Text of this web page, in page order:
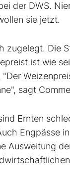
der DWS.
sie jetzt.
zugelegt. Die
ist wie
sagt
Ernten
Engpässe
Ausweitung